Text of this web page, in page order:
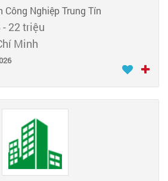
Công Nghiệp Trung Tín
- 22 triệu
Minh